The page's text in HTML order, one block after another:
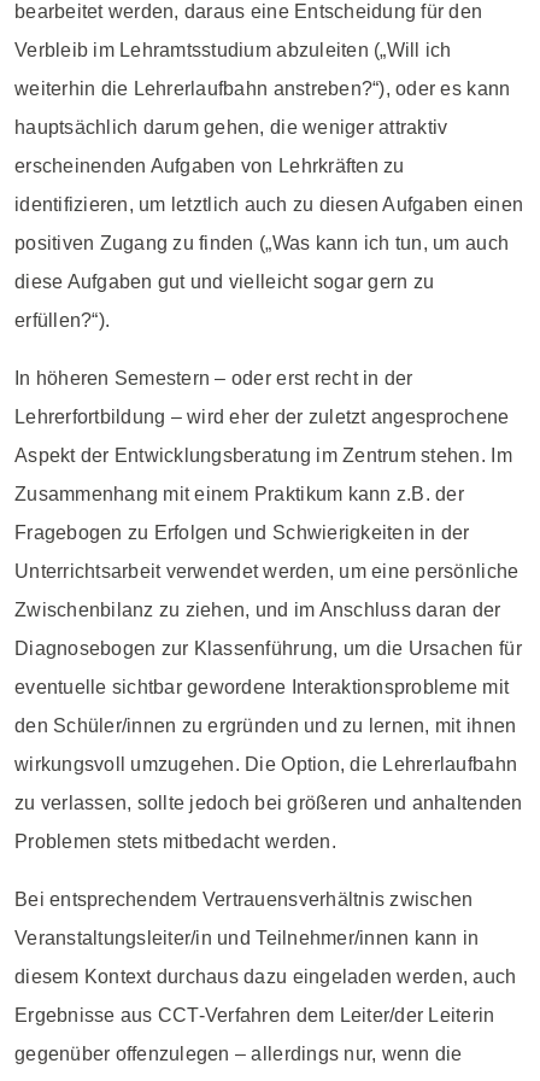
bearbeitet werden, daraus eine Entscheidung für den
Verbleib im Lehramtsstudium abzuleiten („Will ich
weiterhin die Lehrerlaufbahn anstreben?“), oder es kann
hauptsächlich darum gehen, die weniger attraktiv
erscheinenden Aufgaben von Lehrkräften zu
identifizieren, um letztlich auch zu diesen Aufgaben einen
positiven Zugang zu finden („Was kann ich tun, um auch
diese Aufgaben gut und vielleicht sogar gern zu
erfüllen?“).
In höheren Semestern – oder erst recht in der
Lehrerfortbildung – wird eher der zuletzt angesprochene
Aspekt der Entwicklungsberatung im Zentrum stehen. Im
Zusammenhang mit einem Praktikum kann z.B. der
Fragebogen zu Erfolgen und Schwierigkeiten in der
Unterrichtsarbeit verwendet werden, um eine persönliche
Zwischenbilanz zu ziehen, und im Anschluss daran der
Diagnosebogen zur Klassenführung, um die Ursachen für
eventuelle sichtbar gewordene Interaktionsprobleme mit
den Schüler/innen zu ergründen und zu lernen, mit ihnen
wirkungsvoll umzugehen. Die Option, die Lehrerlaufbahn
zu verlassen, sollte jedoch bei größeren und anhaltenden
Problemen stets mitbedacht werden.
Bei entsprechendem Vertrauensverhältnis zwischen
Veranstaltungsleiter/in und Teilnehmer/innen kann in
diesem Kontext durchaus dazu eingeladen werden, auch
Ergebnisse aus CCT-Verfahren dem Leiter/der Leiterin
gegenüber offenzulegen – allerdings nur, wenn die